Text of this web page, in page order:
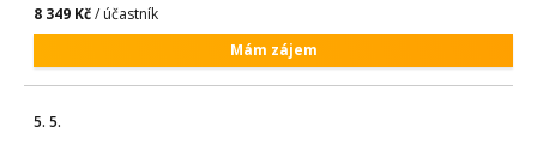
8 349 Kč/ účastník
Mám zájem
5. 5.